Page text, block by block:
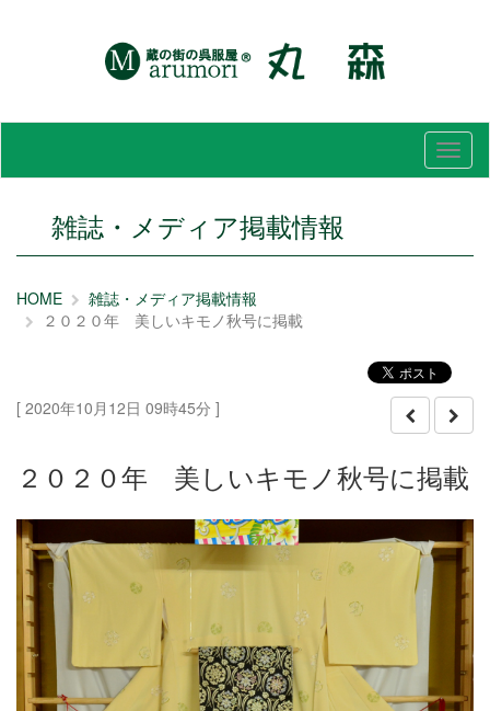
メ
ニ
雑誌・メディア掲載情報
HOME
雑誌・メディア掲載情報
２０２０年 美しいキモノ秋号に掲載
[ 2020年10月12日 09時45分 ]
２０２０年 美しいキモノ秋号に掲載